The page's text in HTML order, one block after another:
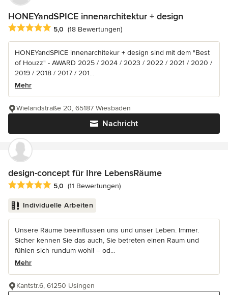
HONEYandSPICE innenarchitektur + design
Durchschnittliche Bewertung: 5 von 5 Sternen
5,0 (18 Bewertungen)
HONEYandSPICE innenarchitekur + design sind mit dem "Best
of Houzz" - AWARD 2025 / 2024 / 2023 / 2022 / 2021 / 2020 /
2019 / 2018 / 2017 / 201...
Mehr
Nachricht
Wielandstraße 20, 65187 Wiesbaden
design-concept für Ihre LebensRäume
Durchschnittliche Bewertung: 5 von 5 Sternen
5,0 (11 Bewertungen)
Individuelle Arbeiten
Unsere Räume beeinflussen uns und unser Leben. Immer.
Sicher kennen Sie das auch, Sie betreten einen Raum und
fühlen sich rundum wohl! – od...
Mehr
Kantstr.6, 61250 Usingen